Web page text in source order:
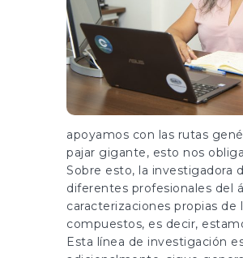
apoyamos con las rutas
pajar gigante, esto nos
Sobre esto, la investigadora
diferentes profesionales del
caracterizaciones propias
compuestos, es decir,
Esta línea de investigación